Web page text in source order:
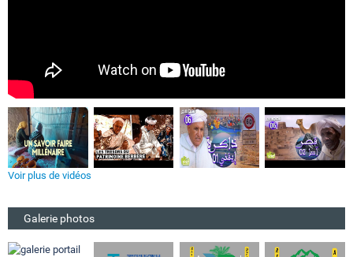
Voir plus de vidéos
Galerie photos